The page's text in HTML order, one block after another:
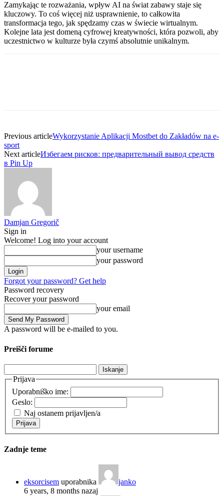
Zamykając te rozważania, wpływ AI na świat zabawy staje się
kluczowy. To coś więcej niż usprawnienie, to całkowita
transformacja tego, jak spędzamy czas w świecie wirtualnym.
Kolejne lata jest domeną cyfrowej kreatywności, która pozwoli, aby
uczestnictwo w kulturze była czymś absolutnie unikalnym.
Previous articleWykorzystanie Aplikacji Mostbet do Zakładów na e-
sport
Next articleИзбегаем рисков: предварительный вывод средств
в Pin Up
Damjan Gregorič
Sign in
Welcome! Log into your account
your username
your password
Forgot your password? Get help
Password recovery
Recover your password
your email
A password will be e-mailed to you.
Preišči forume
Prijava
Uporabniško ime:
Geslo:
Naj ostanem prijavljen/a
Prijava
Zadnje teme
eksorcisem uporabnika
janko
6 years, 8 months nazaj